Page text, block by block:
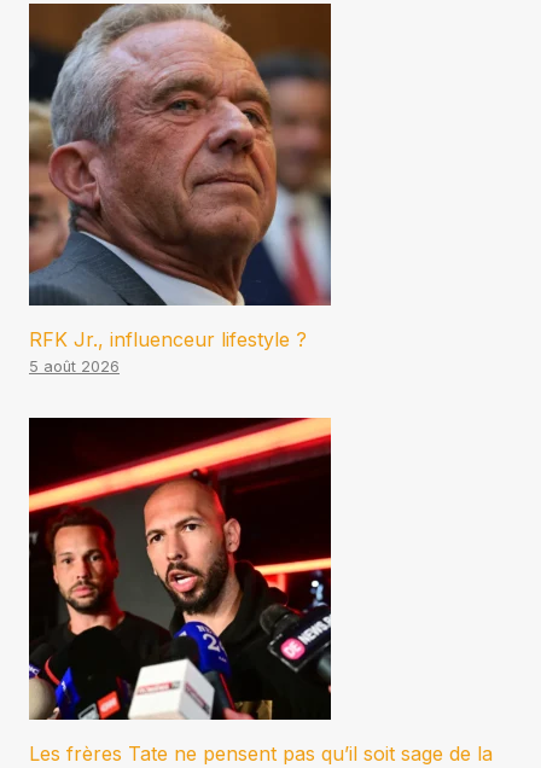
RFK Jr., influenceur lifestyle ?
5 août 2026
Les frères Tate ne pensent pas qu’il soit sage de la